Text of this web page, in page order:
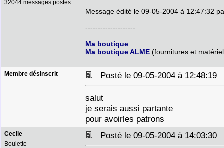
32044 messages postés
Message édité le 09-05-2004 à 12:47:32
--------------------
Ma boutique
Ma boutique ALME (fournitures et
Membre désinscrit Posté le 09-05-2004 à 12:48:19
salut
je serais aussi partante
pour avoirles patrons
Cecile
Boulette
Posté le 09-05-2004 à 14:03:30